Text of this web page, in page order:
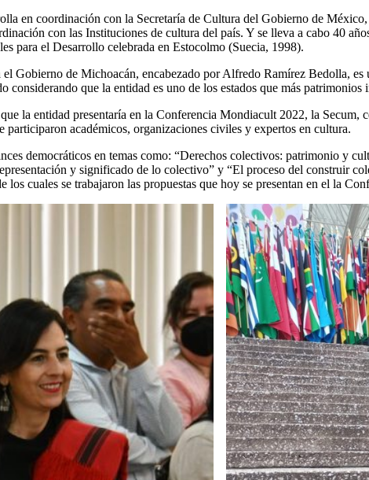
en coordinación con la Secretaría de Cultura del Gobierno de
con las Instituciones de cultura del país. Y se lleva a cabo 40
para el Desarrollo celebrada en Estocolmo (Suecia, 1998).
Gobierno de Michoacán, encabezado por Alfredo Ramírez Bedolla,
que la entidad es uno de los estados que más patrimonios
la entidad presentaría en la Conferencia Mondiacult 2022, la
académicos, organizaciones civiles y expertos en cultura.
democráticos en temas como: “Derechos colectivos: patrimonio y
y significado de lo colectivo” y “El proceso del construir
cuales se trabajaron las propuestas que hoy se presentan en el la